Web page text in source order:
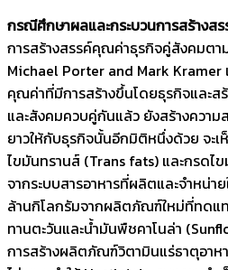
กรณีศึกษาผลและกระบวนการสร้าง
การสร้างสรรค์คุณค่าธุรกิจคู่สังคมต
Michael Porter and Mark Kramer
คุณค่าที่มีการสร้างขึ้นโดยธุรกิจและ
และสังคมควบคู่กันแล้ว ยังสร้างความ
ยาวให้กับธุรกิจนั้นอีกมิติหนึ่งด้วย จะ
ไขมันทรานส์ (Trans fats) และกรด
จากระบบสารอาหารที่ผลิตและจำหน่
ล้านกิโลกรัมจากผลิตภัณฑ์ใหม่ที่ทดแ
ทานตะวันและน้ำมันพืชคาโนล่า
การสร้างผลิตภัณฑ์วิตามินแร่ธาตุอาห